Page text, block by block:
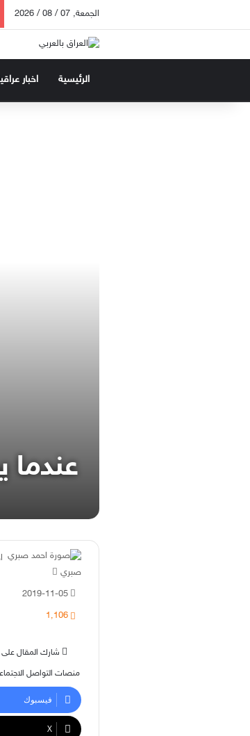
الجمعة, 07 / 08 / 2026
الرئيسية اخبار
عندما
صبري
2019-11-05
1٬106
شارك المقال على
منصات التواصل
فيسبوك
‫X